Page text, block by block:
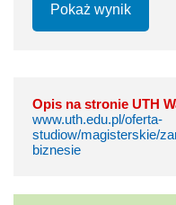
Pokaż wynik
Opis na stronie UTH
www.uth.edu.pl/oferta-
studiow/magisterskie/
biznesie